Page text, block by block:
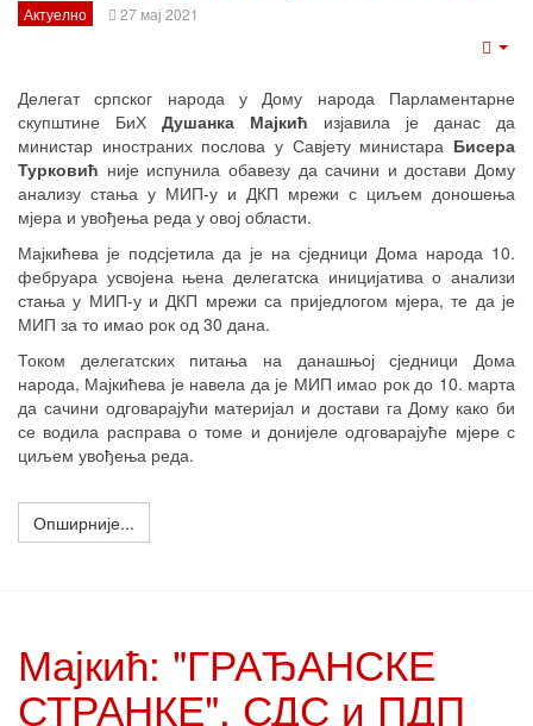
Актуелно 27 мај 2021
Делегат српског народа у Дому народа Парламентарне
скупштине БиХ Душанка Мајкић изјавила је данас да
министар иностраних послова у Савјету министара Бисера
Турковић није испунила обавезу да сачини и достави Дому
анализу стања у МИП-у и ДКП мрежи с циљем доношења
мјера и увођења реда у овој области.
Мајкићева је подсјетила да је на сједници Дома народа 10.
фебруара усвојена њена делегатска иницијатива о анализи
стања у МИП-у и ДКП мрежи са приједлогом мјера, те да је
МИП за то имао рок од 30 дана.
Током делегатских питања на данашњој сједници Дома
народа, Мајкићева је навела да је МИП имао рок до 10. марта
да сачини одговарајући материјал и достави га Дому како би
се водила расправа о томе и донијеле одговарајуће мјере с
циљем увођења реда.
Опширније...
Мајкић: "ГРАЂАНСКЕ
СТРАНКЕ", СДС и ПДП